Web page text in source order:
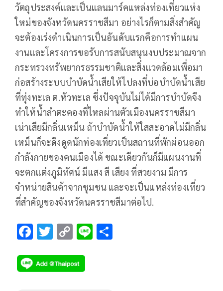
วัตถุประสงค์และเป็นแลนมาร์คแหล่งท่องเที่ยวแห่ง
ใหม่ของจังหวัดนครราชสีมา อย่างไรก็ตามสิ่งสำคัญ
จะต้องเร่งดำเนินการเป็นอันดับแรกคือการทำแผน
งานและโครงการขอรับการสนับสนุนงบประมาณจาก
กระทรวงทรัพยากรธรรมชาติและสิ่งแวดล้อมเพื่อมา
ก่อสร้างระบบบำบัดน้ำเสียให้ไปลงที่บ่อบำบัดน้ำเสีย
ที่ทุ่งทะเล ต.หัวทะเล ซึ่งปัจจุบันไม่ได้มีการบำบัดจึง
ทำให้น้ำลำตะคองที่ไหลผ่านตัวเมืองนครราชสีมา
เน่าเสียมีกลิ่นเหม็น ถ้าบำบัดน้ำให้ใสสะอาดไม่มีกลิ่น
เหม็นก็จะดึงดูดนักท่องเที่ยวเป็นสถานที่พักผ่อนออก
กำลังกายของคนเมืองได้ ขณะเดียวกันก็มีแผนงานที่
จะตกแต่งภูมิทัศน์ มีแสง สี เสียง ที่สวยงาม มีการ
จำหน่ายสินค้าจากชุมชน และจะเป็นแหล่งท่องเที่ยว
ที่สำคัญของจังหวัดนครราชสีมาต่อไป.
F
e
b
T
tt
er
C
p
y
Li